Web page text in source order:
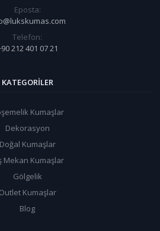
Eposta:
Telefon:
212 401 07 21
KATEGORILER
Kumaşlar
Dekorasyon
Doğal Kumaşlar
Mekan Kumaşlar
Gölgelik
Outlet Kumaşlar
Blog